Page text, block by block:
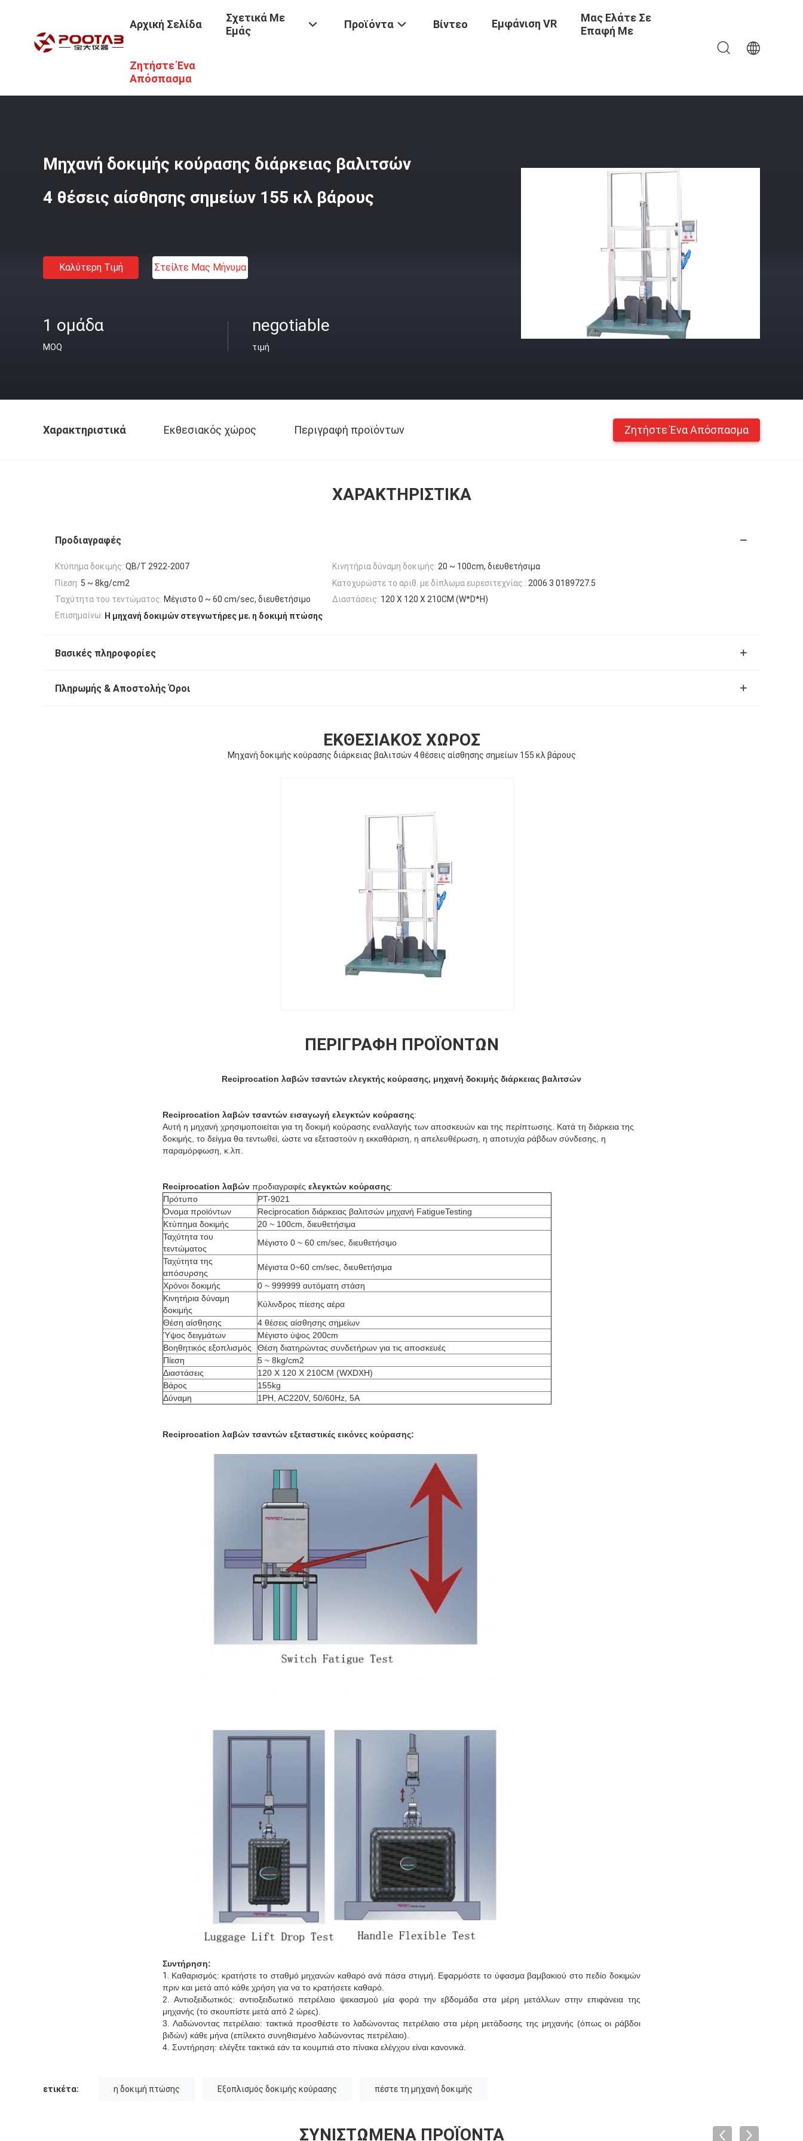
Αρχική Σελίδα
Σχετικά Με
Εμάς
Προϊόντα Βίντεο Εμφάνιση VR
Μας Ελάτε Σε
Επαφή Με
Ζητήστε Ένα
Απόσπασμα
Προϊόντα / Μηχανή Δοκιμής Διάρκειας
Μηχανή δοκιμής κούρασης διάρκειας βαλιτσών
4 θέσεις αίσθησης σημείων 155 κλ βάρους
Καλύτερη Τιμή Στείλτε Μας Μήνυμα
1 ομάδα
MOQ
negotiable
τιμή
Χαρακτηριστικά Εκθεσιακός χώρος Περιγραφή προϊόντων Ζητήστε Ένα Απόσπασμα
ΧΑΡΑΚΤΗΡΙΣΤΙΚΆ
Προδιαγραφές
Κτύπημα δοκιμής: QB/T 2922-2007 Κινητήρια δύναμη δοκιμής: 20 ~ 100cm, διευθετήσιμα
Πίεση: 5 ~ 8kg/cm2 Κατοχυρώστε το αριθ. με δίπλωμα ευρεσιτεχνίας.: 2006 3 0189727.5
Ταχύτητα του τεντώματος: Μέγιστο 0 ~ 60 cm/sec, διευθετήσιμο Διαστάσεις: 120 X 120 X 210CM (W*D*H)
Επισημαίνω: Η μηχανή δοκιμών στεγνωτήρες με, η δοκιμή πτώσης
Βασικές πληροφορίες
Πληρωμής & Αποστολής Όροι
ΕΚΘΕΣΙΑΚΌΣ ΧΏΡΟΣ
Μηχανή δοκιμής κούρασης διάρκειας βαλιτσών 4 θέσεις αίσθησης σημείων 155 κλ βάρους
ΠΕΡΙΓΡΑΦΉ ΠΡΟΪΌΝΤΩΝ
Reciprocation λαβών τσαντών ελεγκτής κούρασης, μηχανή δοκιμής διάρκειας βαλιτσών
Reciprocation λαβών τσαντών εισαγωγή ελεγκτών κούρασης:
Αυτή η μηχανή χρησιμοποιείται για τη δοκιμή κούρασης εναλλαγής των αποσκευών και της περίπτωσης. Κατά τη διάρκεια της
δοκιμής, το δείγμα θα τεντωθεί, ώστε να εξεταστούν η εκκαθάριση, η απελευθέρωση, η αποτυχία ράβδων σύνδεσης, η
παραμόρφωση, κ.λπ.
Reciprocation λαβών προδιαγραφές ελεγκτών κούρασης:
Πρότυπο
PT-9021
Όνομα προϊόντων
Reciprocation διάρκειας βαλιτσών μηχανή FatigueTesting
Κτύπημα δοκιμής
20 ~ 100cm, διευθετήσιμα
Ταχύτητα του
τεντώματος
Μέγιστο 0 ~ 60 cm/sec, διευθετήσιμο
Ταχύτητα της
απόσυρσης
Μέγιστα 0~60 cm/sec, διευθετήσιμα
Χρόνοι δοκιμής
0 ~ 999999 αυτόματη στάση
Κινητήρια δύναμη
δοκιμής
Κύλινδρος πίεσης αέρα
Θέση αίσθησης
4 θέσεις αίσθησης σημείων
Ύψος δειγμάτων
Μέγιστο ύψος 200cm
Βοηθητικός εξοπλισμός
Θέση διατηρώντας συνδετήρων για τις αποσκευές
Πίεση
5 ~ 8kg/cm2
Διαστάσεις
120 X 120 X 210CM (WXDXH)
Βάρος
155kg
Δύναμη
1PH, AC220V, 50/60Hz, 5A
Reciprocation λαβών τσαντών εξεταστικές εικόνες κούρασης:
Συντήρηση:
1. Καθαρισμός: κρατήστε το σταθμό μηχανών καθαρό ανά πάσα στιγμή. Εφαρμόστε το ύφασμα βαμβακιού στο πεδίο δοκιμών
πριν και μετά από κάθε χρήση για να το κρατήσετε καθαρό.
2. Αντιοξειδωτικός: αντιοξειδωτικό πετρέλαιο ψεκασμού μία φορά την εβδομάδα στα μέρη μετάλλων στην επιφάνεια της
μηχανής (το σκουπίστε μετά από 2 ώρες).
3. Λαδώνοντας πετρέλαιο: τακτικά προσθέστε το λαδώνοντας πετρέλαιο στα μέρη μετάδοσης της μηχανής (όπως οι ράβδοι
βιδών) κάθε μήνα (επίλεκτο συνηθισμένο λαδώνοντας πετρέλαιο).
4. Συντήρηση: ελέγξτε τακτικά εάν τα κουμπιά στο πίνακα ελέγχου είναι κανονικά.
ετικέτα: η δοκιμή πτώσης Εξοπλισμός δοκιμής κούρασης πέστε τη μηχανή δοκιμής
ΣΥΝΙΣΤΏΜΕΝΑ ΠΡΟΪΌΝΤΑ